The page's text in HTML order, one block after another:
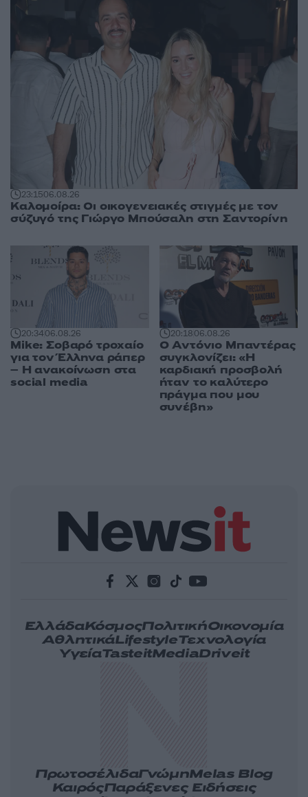
23:1506.08.26
Καλομοίρα: Οι οικογενειακές στιγμές με τον
σύζυγό της Γιώργο Μπούσαλη στη Σαντορίνη
20:3406.08.26
Mike: Σοβαρό τροχαίο
για τον Έλληνα ράπερ
– Η ανακοίνωση στα
social media
20:1806.08.26
Ο Αντόνιο Μπαντέρας
συγκλονίζει: «Η
καρδιακή προσβολή
ήταν το καλύτερο
πράγμα που μου
συνέβη»
ΕλλάδαΚόσμοςΠολιτικήΟικονομία
ΑθλητικάLifestyleΤεχνολογία
ΥγείαTasteitMediaDriveit
ΠρωτοσέλιδαΓνώμηMelas Blog
ΚαιρόςΠαράξενες Ειδήσεις